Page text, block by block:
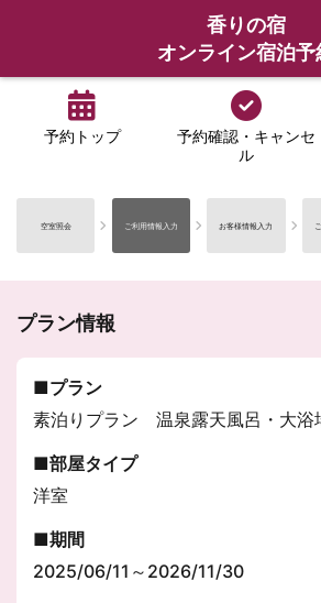
香りの宿
オンライン宿泊予
予約トップ
予約確認・キャンセ
ル
空室照会 ご利用情報入力 お客様情報入力
プラン情報
プラン
素泊りプラン 温泉露天風呂・大浴
部屋タイプ
洋室
期間
2025/06/11～2026/11/30